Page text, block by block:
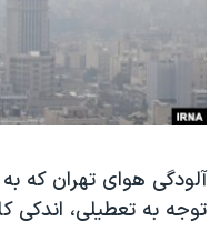
حقوق شهروندی
اقتصادی
اسرائیل در جنگ
گالری عکس
انتخابات ریاست جمهوری آمریکا
حمله جمهوری اسلامی به
ورزش زنان در ایران
اعتراضات زن، زندگی، آزادی
زبانهای مختلف
آلودگی هوای تهران که
توجه به تعطیلی، اندکی